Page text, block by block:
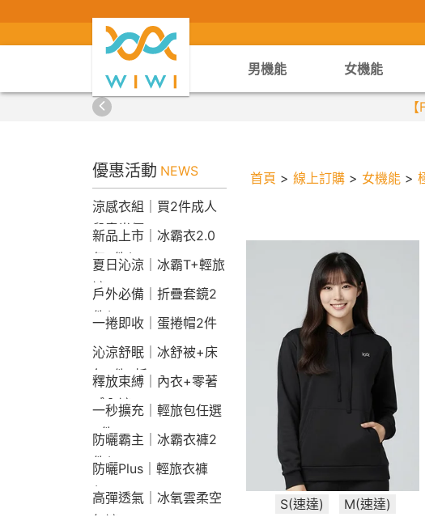
男機能 女機能
優惠活動 NEWS
涼感衣組｜買2件成人
兒童半價
新品上市｜冰霸衣2.0
任2件$2290
夏日沁涼｜冰霸T+輕旅
褲
戶外必備｜折疊套鏡2
件$1790
一捲即收｜蛋捲帽2件
1790
沁涼舒眠｜冰舒被+床
包2件9折
釋放束縛｜內衣+零著
感內褲
一秒擴充｜輕旅包任選
2件2190
防曬霸主｜冰霸衣褲2
件$1790
防曬Plus｜輕旅衣褲
$2190
高彈透氣｜冰氧雲柔空
首頁 > 線上訂購 > 女機能 >
S(速達)
M(速達)